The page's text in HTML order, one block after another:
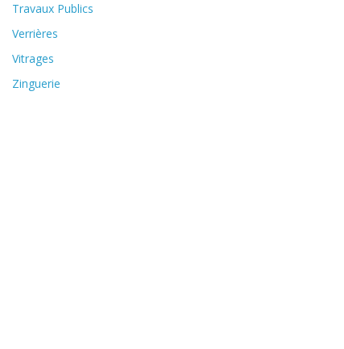
Travaux Publics
Verrières
Vitrages
Zinguerie